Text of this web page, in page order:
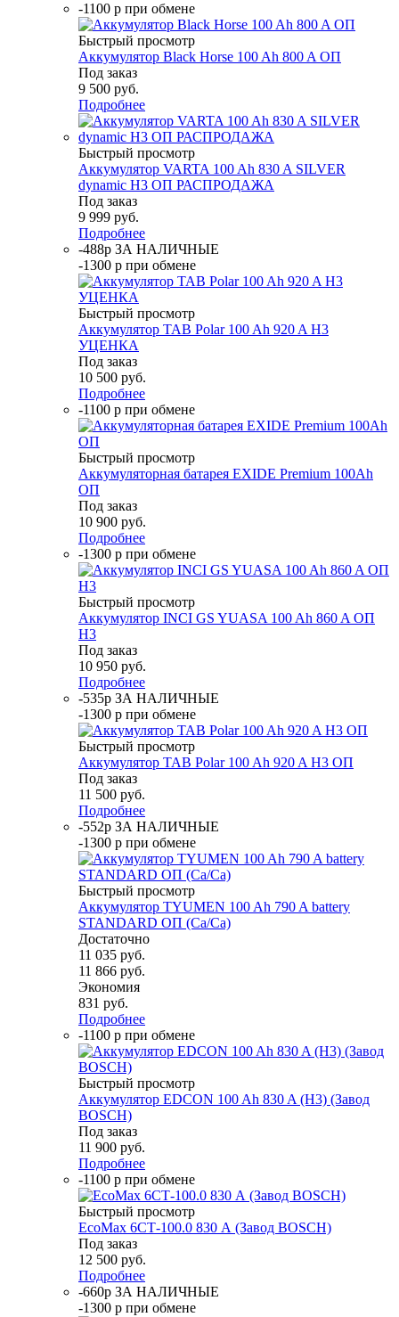
-1100 р при обмене
Быстрый просмотр
Аккумулятор Black Horse 100 Ah 800 A ОП
Под заказ
9 500 руб.
Подробнее
Быстрый просмотр
Аккумулятор VARTA 100 Ah 830 A SILVER
dynamic H3 ОП РАСПРОДАЖА
Под заказ
9 999 руб.
Подробнее
-488р ЗА НАЛИЧНЫЕ
-1300 р при обмене
Быстрый просмотр
Аккумулятор TAB Polar 100 Ah 920 A H3
УЦЕНКА
Под заказ
10 500 руб.
Подробнее
-1100 р при обмене
Быстрый просмотр
Аккумуляторная батарея EXIDE Premium 100Ah
ОП
Под заказ
10 900 руб.
Подробнее
-1300 р при обмене
Быстрый просмотр
Аккумулятор INCI GS YUASA 100 Ah 860 A ОП
H3
Под заказ
10 950 руб.
Подробнее
-535р ЗА НАЛИЧНЫЕ
-1300 р при обмене
Быстрый просмотр
Аккумулятор TAB Polar 100 Ah 920 A H3 ОП
Под заказ
11 500 руб.
Подробнее
-552р ЗА НАЛИЧНЫЕ
-1300 р при обмене
Быстрый просмотр
Аккумулятор TYUMEN 100 Ah 790 A battery
STANDARD ОП (Ca/Ca)
Достаточно
11 035 руб.
11 866 руб.
Экономия
831 руб.
Подробнее
-1100 р при обмене
Быстрый просмотр
Аккумулятор EDCON 100 Ah 830 A (H3) (Завод
BOSCH)
Под заказ
11 900 руб.
Подробнее
-1100 р при обмене
Быстрый просмотр
EcoMax 6СТ-100.0 830 А (Завод BOSCH)
Под заказ
12 500 руб.
Подробнее
-660р ЗА НАЛИЧНЫЕ
-1300 р при обмене